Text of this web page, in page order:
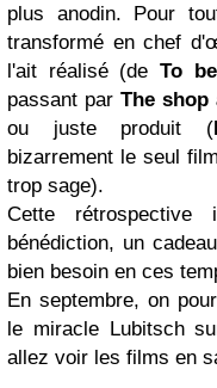
plus anodin. Pour
transformé en chef
l'ait réalisé (de To
passant par The shop
ou juste produit (
bizarrement le seul
trop sage).
Cette rétrospective
bénédiction, un
bien besoin en ces
En septembre, on
le miracle Lubitsch
allez voir les films en